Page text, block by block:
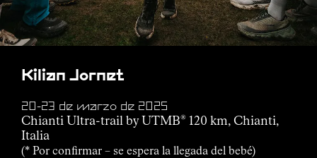
Kilian Jornet
20-23 de marzo de 2025
Chianti Ultra-trail by UTMB® 120 km, Chianti,
Italia
(* Por confirmar – se espera la llegada del bebé)